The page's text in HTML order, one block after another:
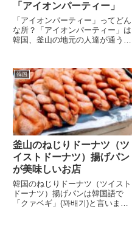
「アイオンパーティー」
「アイオンパーティー」ってどん
な所？「アイオンパーティー」は
韓国、釜山の地元の人達が通う韓
の全ての韓国料理が食べ放題！し
かもメチャ美味しいのです。中で
も私が思う一番美味しい料理を
下...
韓国
釜山のねじりドーナツ（ツ
イストドーナツ）揚げパン
が美味しいお店
韓国のねじりドーナツ（ツイスト
ドーナツ）揚げパンは韓国語で
「クァベギ」(꽈배기)と言いま